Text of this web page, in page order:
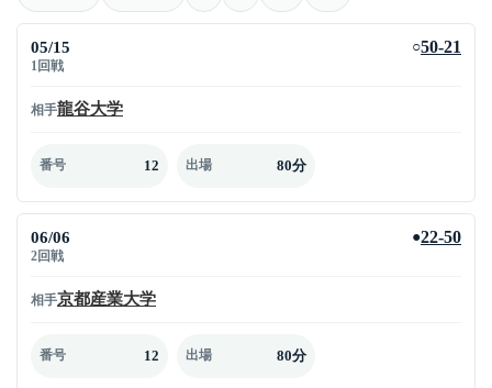
05/15
1回戦
○50-21
相手龍谷大学
番号 12 出場 80分
06/06
2回戦
●22-50
相手京都産業大学
番号 12 出場 80分